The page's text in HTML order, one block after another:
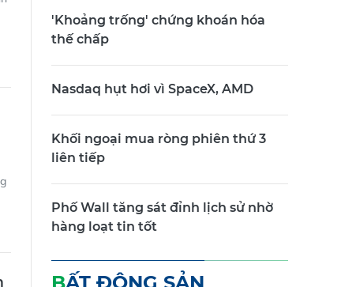
'Khoảng trống' chứng khoán hóa
thế chấp
Nasdaq hụt hơi vì SpaceX, AMD
Khối ngoại mua ròng phiên thứ 3
liên tiếp
Phố Wall tăng sát đỉnh lịch sử nhờ
hàng loạt tin tốt
BẤT ĐỘNG SẢN